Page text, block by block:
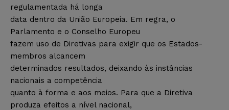
regulamentada há longa
data dentro da União Europeia. Em regra, o
Parlamento e o Conselho Europeu
fazem uso de Diretivas para exigir que os Estados-
membros alcancem
determinados resultados, deixando às instâncias
nacionais a competência
quanto à forma e aos meios. Para que a Diretiva
produza efeitos a nível nacional,